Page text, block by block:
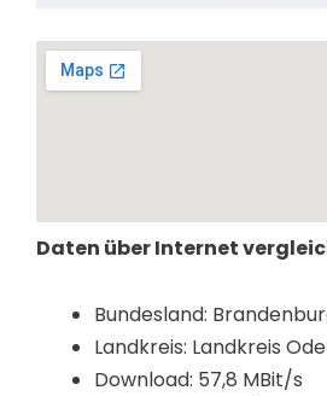
Daten über Internet
Bundesland:
Landkreis: Landkreis
Download: 57,8 MBit/s